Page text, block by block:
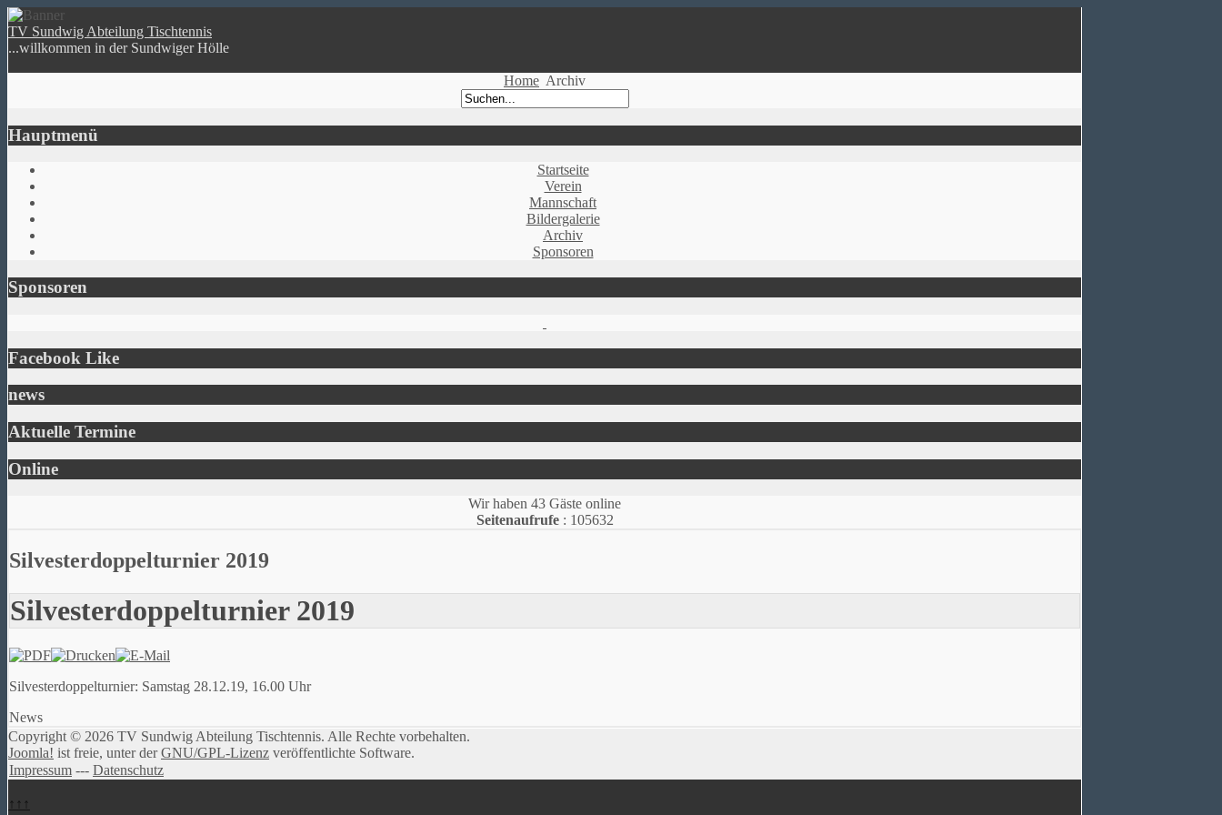
TV Sundwig Abteilung Tischtennis
...willkommen in der Sundwiger Hölle
Home Archiv
Hauptmenü
Startseite
Verein
Mannschaft
Bildergalerie
Archiv
Sponsoren
Sponsoren
Facebook Like
news
Aktuelle Termine
Online
Wir haben 43 Gäste online
Seitenaufrufe: 105632
Silvesterdoppelturnier 2019
Silvesterdoppelturnier 2019
Silvesterdoppelturnier: Samstag 28.12.19, 16.00 Uhr
News
Copyright © 2026 TV Sundwig Abteilung Tischtennis. Alle Rechte vorbehalten.
Joomla! ist freie, unter derGNU/GPL-Lizenz veröffentlichte Software.
Impressum --- Datenschutz
↑↑↑